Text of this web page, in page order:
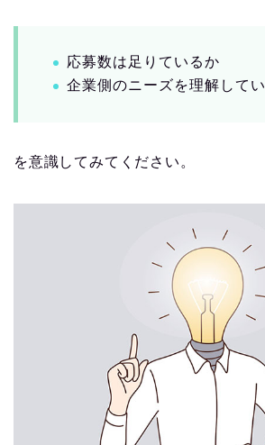
応募数は足りているか
企業側のニーズを理解して
を意識してみてください。